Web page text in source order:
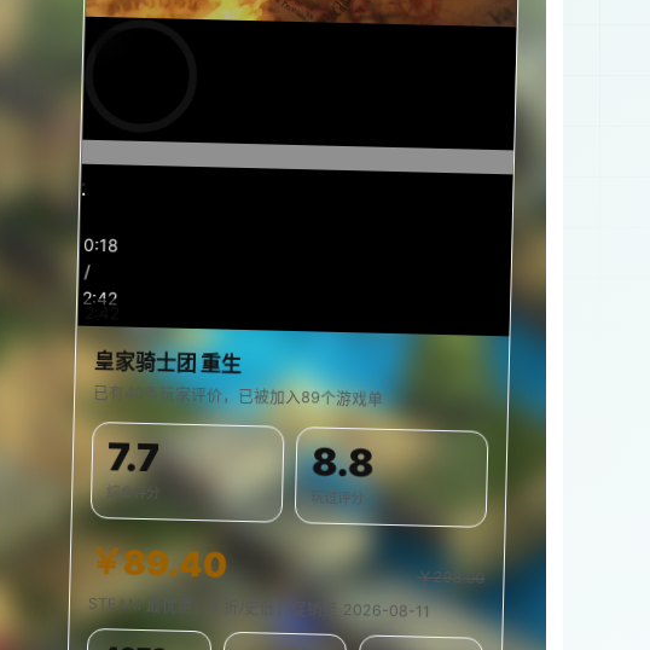
0:19
/
2:42
预
览
皇家骑士团 重生
已有40条玩家评价，已被加入89个游戏单
7.7
综合评分
8.8
玩过评分
￥89.40 ￥298.00
STEAM 最优惠，3 折/史低；促销至 2026-08-11